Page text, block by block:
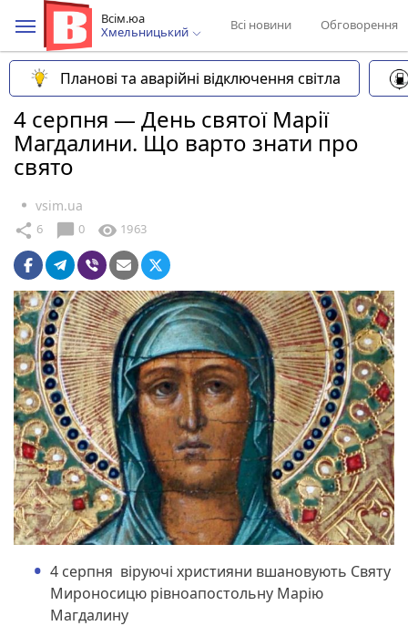
Всім.юа
Хмельницький
Всі новини Обговорення
Планові та аварійні відключення світла
4 серпня — День святої Марії
Магдалини. Що варто знати про
свято
vsim.ua
share 6 chat_bubble 0 visibility 1963
4 серпня віруючі християни вшановують Святу
Мироносицю рівноапостольну Марію
Магдалину